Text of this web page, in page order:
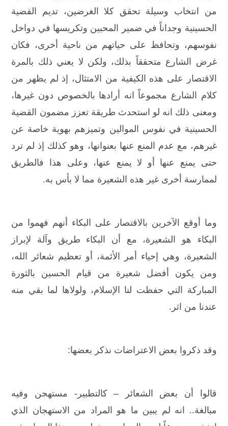
من انتخاب وسيلة تحقق كلا الغرضين، تديم القضية
الحسينية وجداناً في ضمير المحبين وتكريسها في دواخل
نفوسهم، وتحافظ على حياتهم من ناحية أخرى، فكان
غرض الشارع متحققاً بذلك، ولكن لا يعني ذلك بالمرة
الاقتصار على هذه الكيفية من الامتثال، إذ لم يظهر من
كلام الشارع مجموعاً انه أرادها بالخصوص دون غيرها،
ومعنى ذلك انه لو استحدث طريقة تعزز مضمون القضية
الحسينية في نفوس الموالين وتميزهم بهوية خاصة عن
غيرهم، مع عدم المنع عنها بعنوانها، وهو كذلك إذ لم ترد
حتى يمنع عنها أو لا يمنع عنها، وعلى هذا فالطريق
لممارسة أخرى غير هذه الشعيرة مما لا بأس به.
وما أوقع الآخرين بالاقتصار على البكاء أنهم فهموا من
البكاء هو الشعيرة، مع أن البكاء طريق وآلة لإبراز
الشعيرة، وهي إحياء أمر الأئمة، أو تعظيم شعائر الله،
ومن يكون أفضل شعيرة من قيام الحسين بالثورة
المباركة التي حفظت لنا الإسلام، ولولاها لما بقي منه
عندنا من اثر.
وقد ذكروا بعض الاعتراضات نذكر بعضها:
قالوا أن بعض الشعائر – كالتطبير- مستهجن وفيه
مبالغة.. انه لم يبين ما هو المراد من الاستهجان الذي